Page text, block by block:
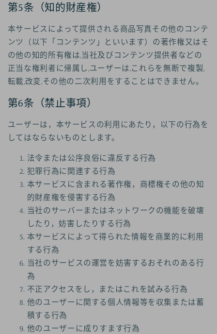
第5条（知的財産権）
本サービスによって提供される商品写真その他のコンテ
ンツ（以下「コンテンツ」といいます）の著作権又はそ
の他の知的所有権は,当社及びコンテンツ提供者などの
正当な権利者に帰属し,ユーザーは,これらを無断で複製,
転載,改変,その他の二次利用をすることはできません。
第6条（禁止事項）
ユーザーは，本サービスの利用にあたり，以下の行為を
してはならないものとします。
法令または公序良俗に違反する行為
犯罪行為に関連する行為
本サービスに含まれる著作権，商標権その他の知
的財産権を侵害する行為
当社のサーバーまたはネットワークの機能を破壊
したり，妨害したりする行為
本サービスによって得られた情報を商業的に利用
する行為
当社のサービスの運営を妨害するおそれのある行
為
不正アクセスをし，またはこれを試みる行為
他のユーザーに関する個人情報等を収集または蓄
積する行為
他のユーザーに成りすます行為